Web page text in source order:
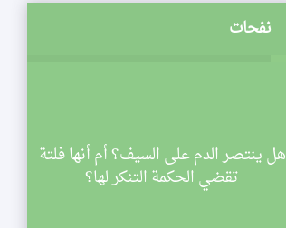
نفحات
هل ينتصر الدم على السيف؟ أم أنها فلتة
تقضي الحكمة التنكر لها؟